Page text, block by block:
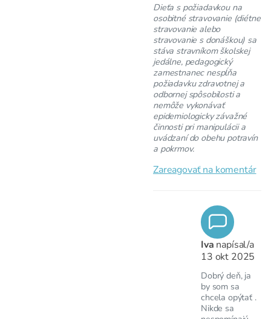
Dieťa s požiadavkou na
osobitné stravovanie (diétne
stravovanie alebo
stravovanie s donáškou) sa
stáva stravníkom školskej
jedálne, pedagogický
zamestnanec nespĺňa
požiadavku zdravotnej a
odbornej spôsobilosti a
nemôže vykonávať
epidemiologicky závažné
činnosti pri manipulácii a
uvádzaní do obehu potravín
a pokrmov.
Zareagovať na komentár
Iva napísal/a
13 okt 2025
Dobrý deň, ja
by som sa
chcela opýtať .
Nikde sa